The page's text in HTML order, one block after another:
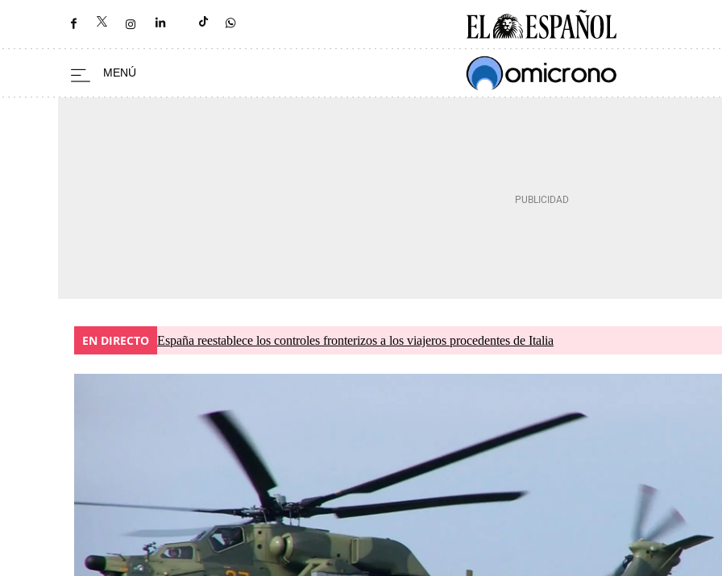
EN DIRECTO España reestablece los controles fronterizos a los viajeros procedentes de Italia